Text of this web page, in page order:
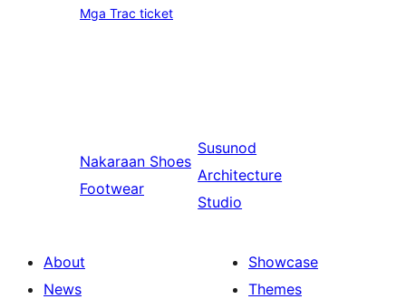
Mga Trac ticket
Nakaraan Shoes
Footwear
Susunod
Architecture
Studio
About
News
Showcase
Themes